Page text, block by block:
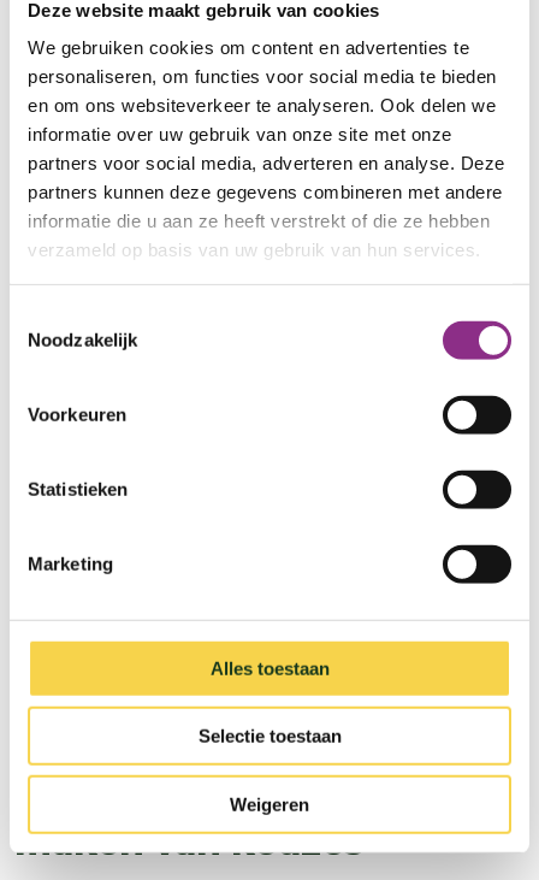
Deze website maakt gebruik van cookies
We gebruiken cookies om content en advertenties te
personaliseren, om functies voor social media te bieden
en om ons websiteverkeer te analyseren. Ook delen we
informatie over uw gebruik van onze site met onze
partners voor social media, adverteren en analyse. Deze
partners kunnen deze gegevens combineren met andere
informatie die u aan ze heeft verstrekt of die ze hebben
verzameld op basis van uw gebruik van hun services.
Noodzakelijk
Voorkeuren
Statistieken
Marketing
Alles toestaan
Selectie toestaan
Weigeren
Wil je een energieadvies aan huis? Vul het
formulier hieronder in. De energieadviseur neemt
daarna contact met je op om een afspraak te
Vraag een energieadvies aan
Laat je helpen bij het
maken van keuzes